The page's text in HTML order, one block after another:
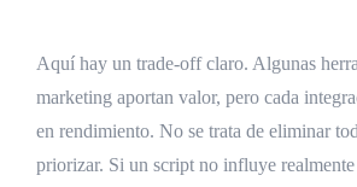
Aquí hay un trade-off claro. Algunas
marketing aportan valor, pero cada
en rendimiento. No se trata de eliminar
priorizar. Si un script no influye realmente